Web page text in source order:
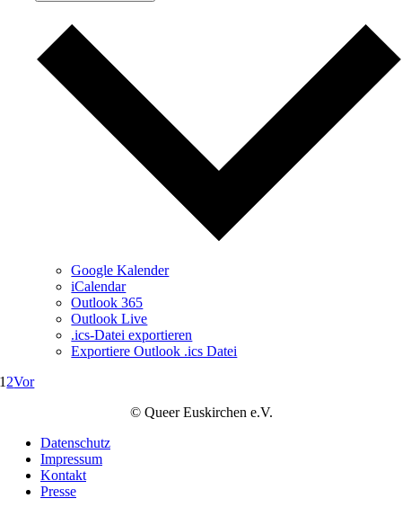
Google Kalender
iCalendar
Outlook 365
Outlook Live
.ics-Datei exportieren
Exportiere Outlook .ics Datei
1 2Vor
© Queer Euskirchen e.V.
Datenschutz
Impressum
Kontakt
Presse